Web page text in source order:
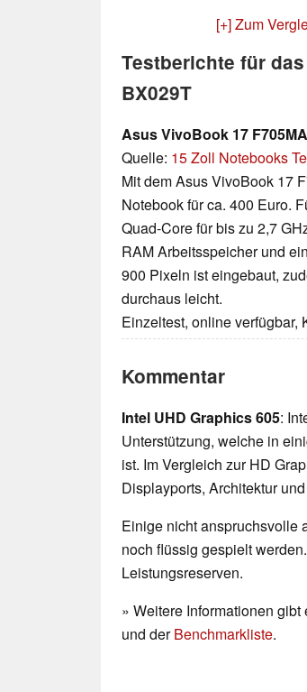
[+] Zum
Testberichte für
BX029T
Asus VivoBook 17
Quelle: 15 Zoll Notebooks
Mit dem Asus VivoBook 17
Notebook für ca. 400 Euro.
Quad-Core für bis zu 2,7
RAM Arbeitsspeicher und
900 Pixeln ist eingebaut,
durchaus leicht.
Einzeltest, online verfügbar,
Kommentar
Intel UHD Graphics 605:
Unterstützung, welche in
ist. Im Vergleich zur HD
Displayports, Architektur
Einige nicht anspruchsvolle
noch flüssig gespielt
Leistungsreserven.
» Weitere Informationen gibt
und derBenchmarkliste.